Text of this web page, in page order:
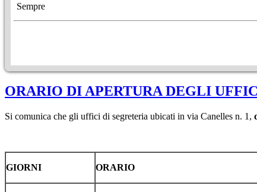
Sempre
ORARIO DI APERTURA DEGLI
Si comunica che gli uffici di segreteria ubicati in via Canelles n. 1,
GIORNI ORARIO